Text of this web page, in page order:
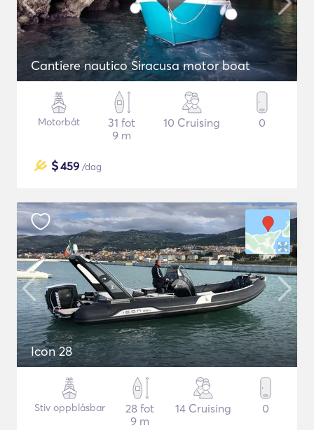
Cantiere nautico Siracusa motor boat
Motorbåt
31 fot
9 m
10 Cruising 0
$459 /dag
Icon 28
Stiv oppblåsbar
28 fot
9 m
14 Cruising 0